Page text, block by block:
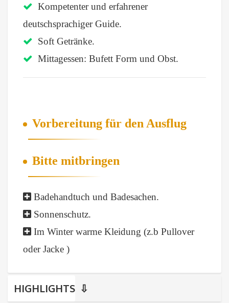
Kompetenter und erfahrener
deutschsprachiger Guide.
Soft Getränke.
Mittagessen: Bufett Form und Obst.
Vorbereitung für den Ausflug
Bitte mitbringen
Badehandtuch und Badesachen.
Sonnenschutz.
Im Winter warme Kleidung (z.b Pullover
oder Jacke )
HIGHLIGHTS